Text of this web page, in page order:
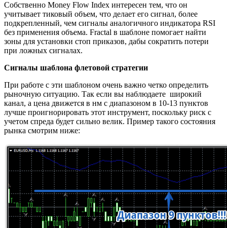
Собственно Money Flow Index интересен тем, что он
учитывает тиковый объем, что делает его сигнал, более
подкрепленный, чем сигналы аналогичного индикатора RSI
без применения объема. Fractal в шаблоне помогает найти
зоны для установки стоп приказов, дабы сократить потери
при ложных сигналах.
Сигналы шаблона флетовой стратегии
При работе с эти шаблоном очень важно четко определить
рыночную ситуацию. Так если вы наблюдаете широкий
канал, а цена движется в нм с диапазоном в 10-13 пунктов
лучше проигнорировать этот инструмент, поскольку риск с
учетом спреда будет сильно велик. Пример такого состояния
рынка смотрим ниже: